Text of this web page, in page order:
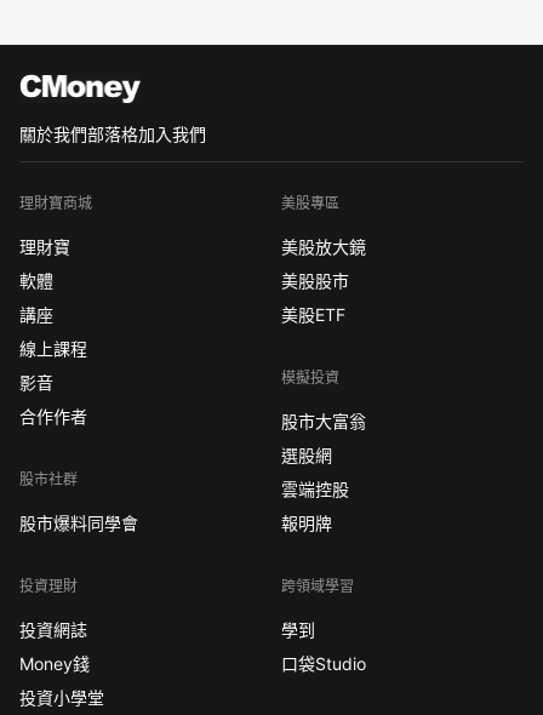
關於我們部落格加入我們
理財寶商城
理財寶
軟體
講座
線上課程
影音
合作作者
股市社群
股市爆料同學會
投資理財
投資網誌
Money錢
投資小學堂
美股專區
美股放大鏡
美股股市
美股ETF
模擬投資
股市大富翁
選股網
雲端控股
報明牌
跨領域學習
學到
口袋Studio